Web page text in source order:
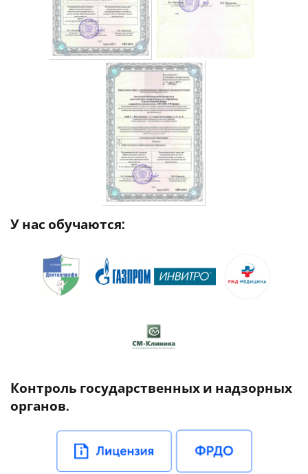
У нас обучаются:
Контроль государственных и надзорных
органов.